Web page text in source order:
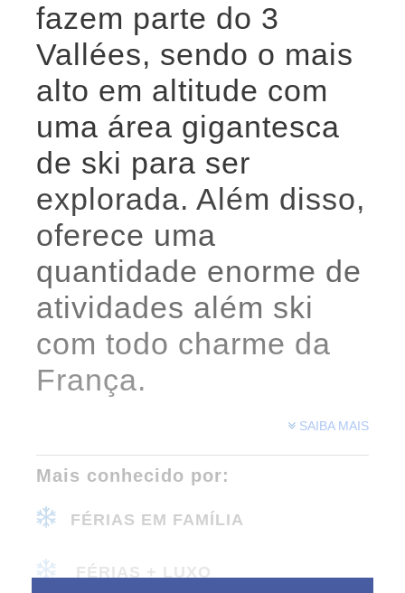
fazem parte do 3
Vallées, sendo o mais
alto em altitude com
uma área gigantesca
de ski para ser
explorada. Além disso,
oferece uma
quantidade enorme de
atividades além ski
com todo charme da
França.
SAIBA MAIS
Mais conhecido por:
FÉRIAS EM FAMÍLIA
FÉRIAS + LUXO